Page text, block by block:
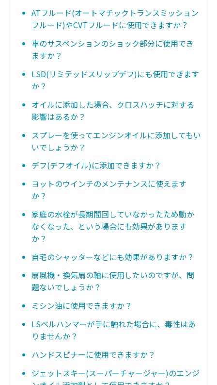
ATフルード(オートマチックトランスミッション
フルード)やCVTフルードに使用できますか？
車のサスペンションのショック部分に使用でき
ますか？
LSD(リミテッドスリップデフ)にも使用できます
か？
オイルに添加した場合、クロスハッチに対する
影響はあるか？
スプレーを使ってエンジンオイルに添加してもい
いでしょうか？
デフ(デフオイル)に添加できますか？
ヨットのウインチのメンテナンスに使えます
か？
家庭の水栓が長期間回していなかったため動か
なくなった、という場合にも効果があります
か？
自宅のシャッターなどにも効果がありますか？
扇風機・換気扇の軸に使用したいのですが、問
題ないでしょうか？
ミシン油に使用できますか？
LSベルハンマーが手に触れた場合に、毒性はあ
りませんか？
ハンドスピナーに使用できますか？
ジェットスキー(スーパーチャージャー)のエンジ